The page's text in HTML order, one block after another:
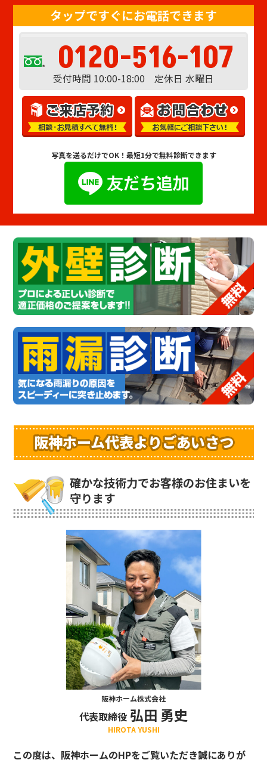
タップですぐにお電話できます
0120-516-107
受付時間 10:00-18:00 定休日 水曜日
写真を送るだけでOK！ 最短1分で無料診断できます
阪神ホーム代表よりごあいさつ
確かな技術力でお客様のお住まいを
守ります
阪神ホーム株式会社
代表取締役 弘田 勇史
HIROTA YUSHI
この度は、阪神ホームのHPをご覧いただき誠にありが